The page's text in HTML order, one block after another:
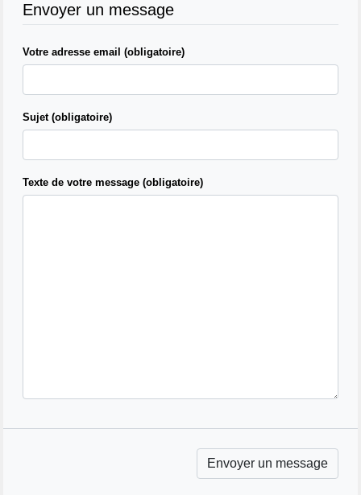
Envoyer un message
Votre adresse email (obligatoire)
Sujet (obligatoire)
Texte de votre message (obligatoire)